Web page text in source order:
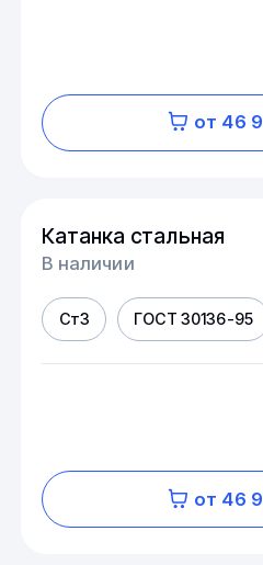
от 46
Катанка стальная
В наличии
Ст3 ГОСТ 30136-95
от 46